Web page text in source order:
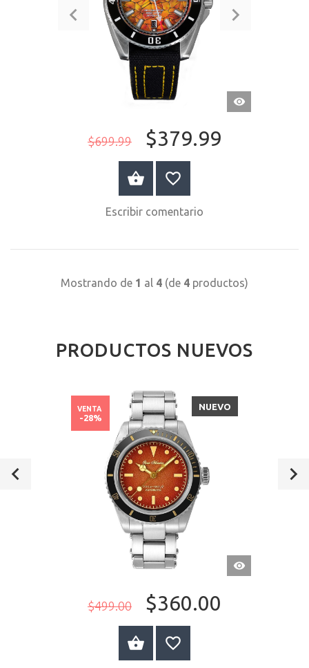
VISTA
RÁPIDA
$699.99 $379.99
COMPRAR AHORA
Escribir comentario
Mostrando de 1 al 4 (de 4 productos)
PRODUCTOS NUEVOS
VISTA
RÁPIDA
NUEVO
$499.00 $360.00
VENTA
-28%
A LA CESTA